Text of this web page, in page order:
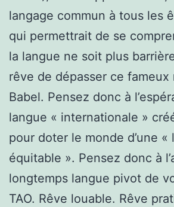
langage commun à tous les
qui permettrait de se
la langue ne soit plus
rêve de dépasser ce fameux
Babel. Pensez donc à
langue « internationale »
pour doter le monde d’une «
équitable ». Pensez donc à
longtemps langue pivot de
TAO. Rêve louable. Rêve